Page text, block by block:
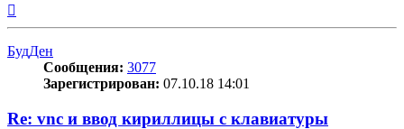
БудДен
Сообщения: 3077
Зарегистрирован: 07.10.18 14:01
Re: vnc и ввод кириллицы с клавиатуры